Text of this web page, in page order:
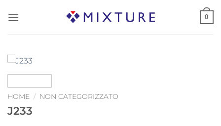
0
HOME / NON CATEGORIZZATO
J233